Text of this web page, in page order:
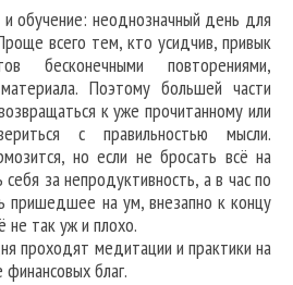
обучение: неоднозначный день для
всего тем, кто усидчив, привык
бесконечными повторениями,
Поэтому большей части
к уже прочитанному или
с правильностью мысли.
но если не бросать всё на
за непродуктивность, а в час по
пришедшее на ум, внезапно к концу
не так уж и плохо.
проходят медитации и практики на
благ.